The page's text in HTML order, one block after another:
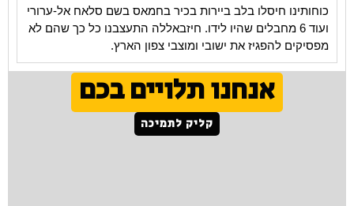
כוחותינו חיסלו בלב ביירות בכיר בחמאס בשם סלאח אל-ערורי
ועוד 6 מחבלים שהיו לידו. חיזבאללה התעצבנו כל כך שהם לא
מפסיקים להפגיז את ישובי ומוצבי צפון הארץ.
אנחנו תלויים בכם
קליק לתמיכה